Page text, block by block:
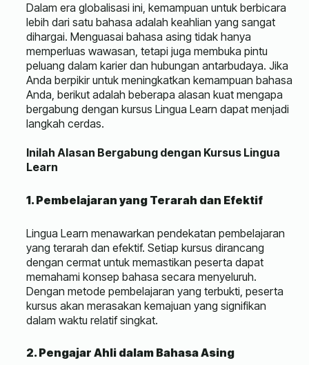
Dalam era globalisasi ini, kemampuan untuk berbicara
lebih dari satu bahasa adalah keahlian yang sangat
dihargai. Menguasai bahasa asing tidak hanya
memperluas wawasan, tetapi juga membuka pintu
peluang dalam karier dan hubungan antarbudaya. Jika
Anda berpikir untuk meningkatkan kemampuan bahasa
Anda, berikut adalah beberapa alasan kuat mengapa
bergabung dengan kursus Lingua Learn dapat menjadi
langkah cerdas.
Inilah Alasan Bergabung dengan Kursus Lingua
Learn
1. Pembelajaran yang Terarah dan Efektif
Lingua Learn menawarkan pendekatan pembelajaran
yang terarah dan efektif. Setiap kursus dirancang
dengan cermat untuk memastikan peserta dapat
memahami konsep bahasa secara menyeluruh.
Dengan metode pembelajaran yang terbukti, peserta
kursus akan merasakan kemajuan yang signifikan
dalam waktu relatif singkat.
2. Pengajar Ahli dalam Bahasa Asing